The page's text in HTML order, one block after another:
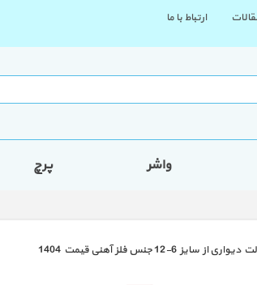
ارتباط با ما
واشر پرچ
6-12 جنس فلز آهنی قیمت 1404